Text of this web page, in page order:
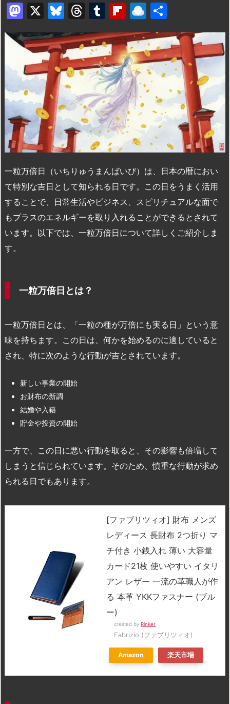
M
a
st
o
d
o
n
X
Bl
e
s
k
y
T
hr
e
a
d
s
T
u
m
bl
r
Fl
ip
b
o
ar
d
R
ai
n
dr
o
p.
io
有
一粒万倍日（いちりゅうまんばいび）は、日本の暦におい
て特別な吉日として知られる日です。この日をうまく活用
することで、日常生活やビジネス、スピリチュアルな面で
もプラスのエネルギーを取り入れることができるとされて
います。以下では、一粒万倍日について詳しくご紹介しま
す。
一粒万倍日とは？
一粒万倍日とは、「一粒の種が万倍にも実る日」という意
味を持ちます。この日は、何かを始めるのに適していると
され、特に次のような行動が吉とされています。
新しい事業の開始
お財布の新調
結婚や入籍
貯金や投資の開始
一方で、この日に悪い行動を取ると、その影響も倍増して
しまうと信じられています。そのため、慎重な行動が求め
られる日でもあります。
[ファブリツィオ] 財布 メンズ
レディース 長財布 2つ折り マ
チ付き 小銭入れ 薄い 大容量
カード21枚 使いやすい イタリ
アン レザー 一流の革職人が作
る 本革 YKKファスナー (ブル
ー)
created by Rinker
Fabrizio (ファブリツィオ)
Amazon 楽天市場